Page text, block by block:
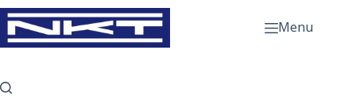
Skip
to
content
Menu